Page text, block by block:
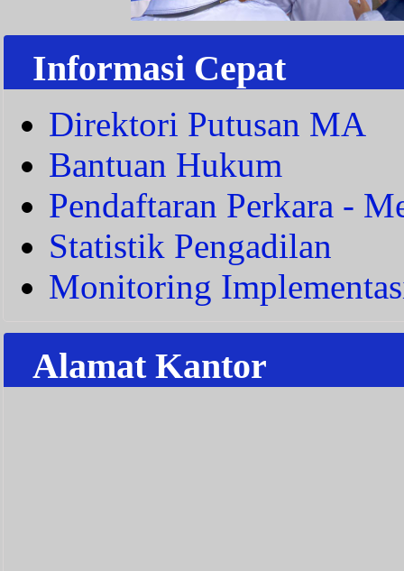
Informasi Cepat
Direktori Putusan MA
Bantuan Hukum
Pendaftaran Perkara -
Statistik Pengadilan
Monitoring
Alamat Kantor